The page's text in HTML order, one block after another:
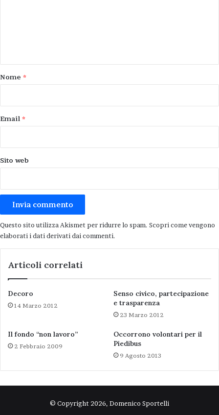
o
Nome *
Email *
Sito web
Questo sito utilizza Akismet per ridurre lo spam. Scopri come vengono
elaborati i dati derivati dai commenti.
Articoli correlati
Decoro
14 Marzo 2012
Senso civico, partecipazione
e trasparenza
23 Marzo 2012
Il fondo “non lavoro”
2 Febbraio 2009
Occorrono volontari per il
Piedibus
9 Agosto 2013
© Copyright 2026, Domenico Sportelli